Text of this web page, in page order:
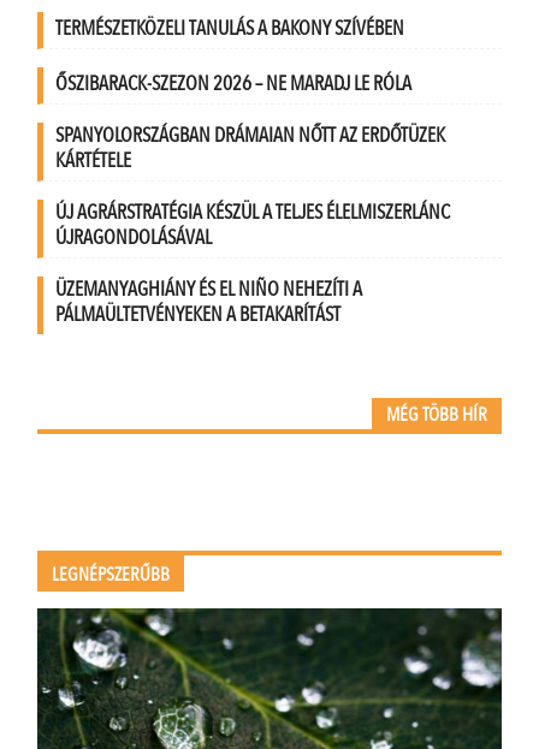
TERMÉSZETKÖZELI TANULÁS A BAKONY SZÍVÉBEN
ŐSZIBARACK-SZEZON 2026 – NE MARADJ LE RÓLA
SPANYOLORSZÁGBAN DRÁMAIAN NŐTT AZ ERDŐTÜZEK
KÁRTÉTELE
ÚJ AGRÁRSTRATÉGIA KÉSZÜL A TELJES ÉLELMISZERLÁNC
ÚJRAGONDOLÁSÁVAL
ÜZEMANYAGHIÁNY ÉS EL NIÑO NEHEZÍTI A
PÁLMAÜLTETVÉNYEKEN A BETAKARÍTÁST
MÉG TÖBB HÍR
LEGNÉPSZERŰBB